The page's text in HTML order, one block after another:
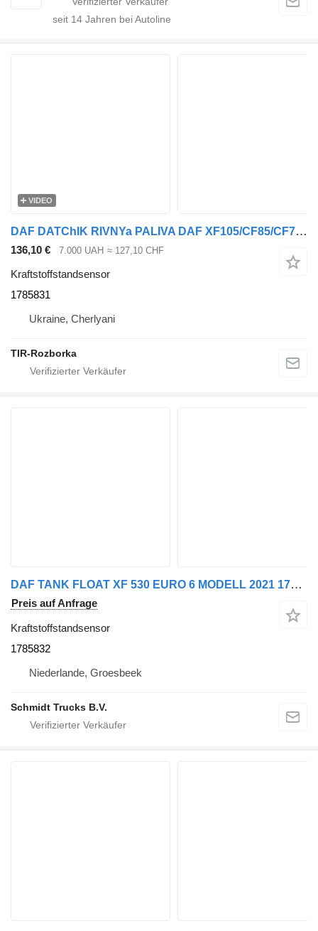
seit 14 Jahren bei Autoline
VIDEO
DAF DATChIK RIVNYa PALIVA DAF XF105/CF85/CF75 1785831 Kraftstoffstandsensor für DAF 75CF, 85CF, XF105 Sattelzugmaschine
136,10 € 7.000 UAH ≈ 127,10 CHF
Kraftstoffstandsensor
1785831
Ukraine, Cherlyani
TIR-Rozborka
DAF TANK FLOAT XF 530 EURO 6 MODELL 2021 1785832 Kraftstoffstandsensor für LKW
Preis auf Anfrage
Kraftstoffstandsensor
1785832
Niederlande, Groesbeek
Schmidt Trucks B.V.